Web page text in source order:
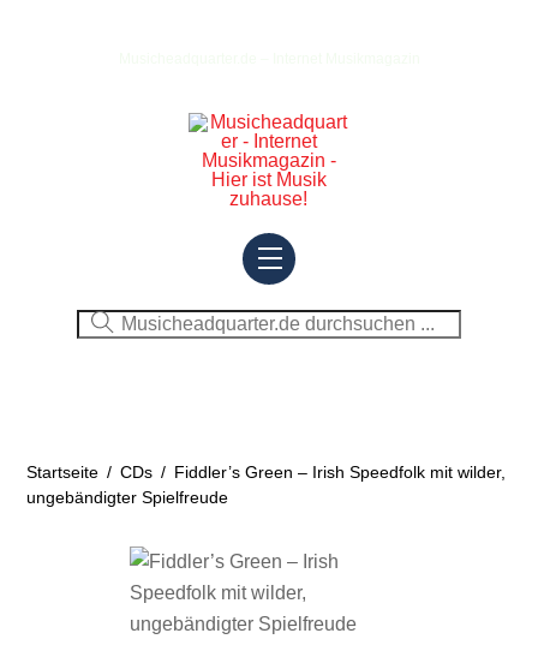
Menu
Startseite / CDs / Fiddler’s Green – Irish Speedfolk mit wilder,
ungebändigter Spielfreude